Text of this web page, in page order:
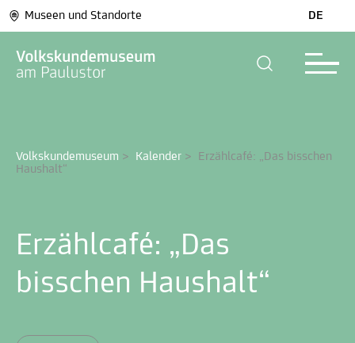
Museen und Standorte DE
Volkskundemuseum > Kalender >
Erzählcafé: „Das bisschen
Haushalt“
Erzählcafé: „Das
bisschen Haushalt“